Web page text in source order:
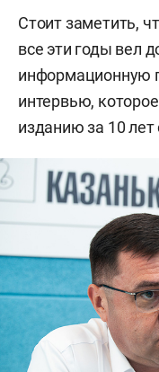
Стоит заметить,
все эти годы вел
информационную
интервью,
изданию за 10